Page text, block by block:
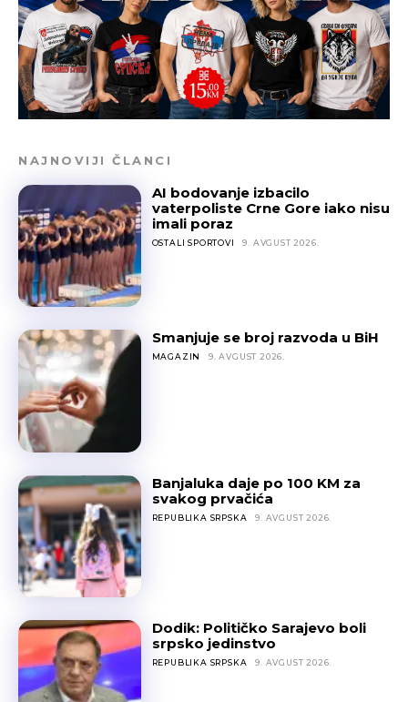
NAJNOVIJI ČLANCI
AI bodovanje izbacilo
vaterpoliste Crne Gore iako nisu
imali poraz
OSTALI SPORTOVI 9. AVGUST 2026.
Smanjuje se broj razvoda u BiH
MAGAZIN 9. AVGUST 2026.
Banjaluka daje po 100 KM za
svakog prvačića
REPUBLIKA SRPSKA 9. AVGUST 2026.
Dodik: Političko Sarajevo boli
srpsko jedinstvo
REPUBLIKA SRPSKA 9. AVGUST 2026.